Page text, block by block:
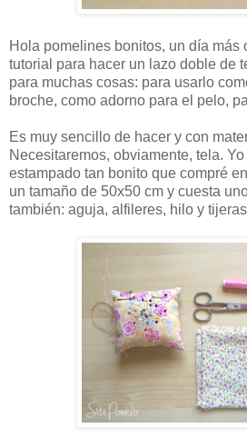
Hola pomelines bonitos, un día más
tutorial para hacer un lazo doble de
para muchas cosas: para usarlo
broche, como adorno para el pelo,
Es muy sencillo de hacer y con
Necesitaremos, obviamente, tela.
estampado tan bonito que compré en
un tamaño de 50x50 cm y cuesta
también: aguja, alfileres, hilo y